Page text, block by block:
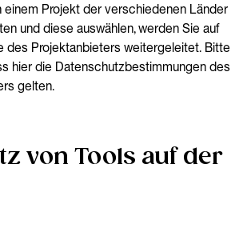
einem Projekt der verschiedenen Länder
und diese auswählen, werden Sie auf
des Projektanbieters weitergeleitet. Bitte
hier die Datenschutzbestimmungen des
gelten.
von Tools auf der